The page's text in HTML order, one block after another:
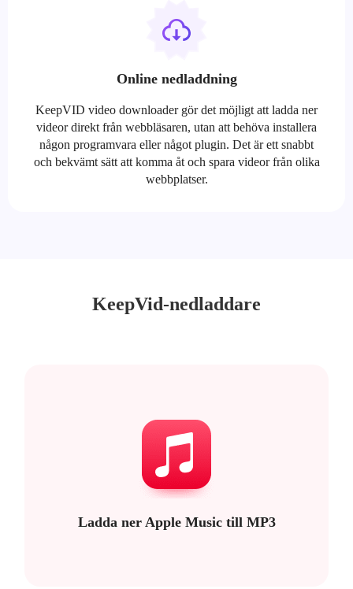
Online nedladdning
KeepVID video downloader gör det möjligt att ladda ner
videor direkt från webbläsaren, utan att behöva installera
någon programvara eller något plugin. Det är ett snabbt
och bekvämt sätt att komma åt och spara videor från olika
webbplatser.
KeepVid-nedladdare
Ladda ner Apple Music till MP3